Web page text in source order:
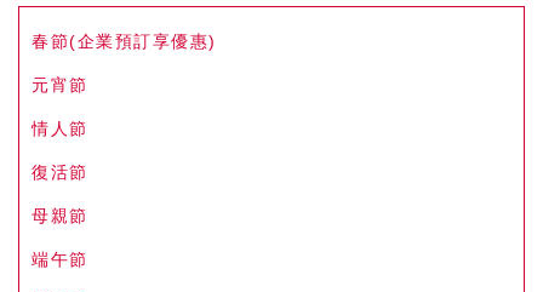
春節(企業預訂享優惠)
元宵節
情人節
復活節
母親節
端午節